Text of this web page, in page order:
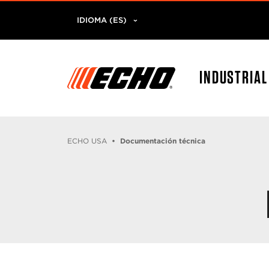
IDIOMA (ES)
ECHO USA Documentación técnica